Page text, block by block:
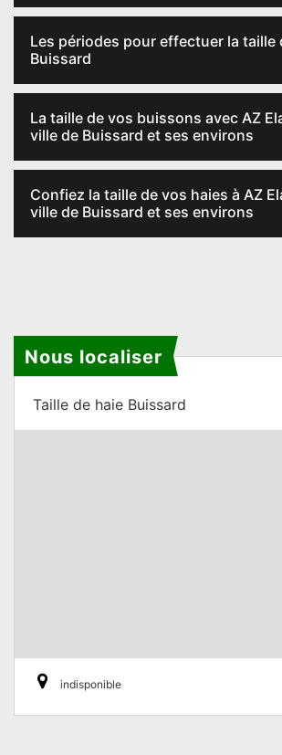
Les périodes pour effectuer la taille
Buissard
La taille de vos buissons avec AZ
ville de Buissard et ses environs
Confiez la taille de vos haies à AZ
ville de Buissard et ses environs
Nous localiser
Taille de haie Buissard
indisponible